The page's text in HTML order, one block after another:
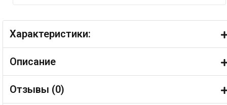
Характеристики:
Описание
Отзывы (0)